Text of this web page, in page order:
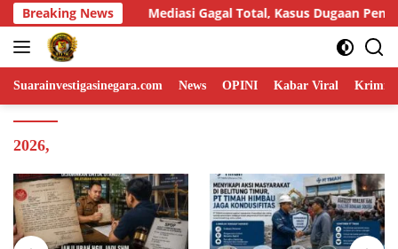
Skip
to
content
Breaking News
Kasus Dugaan Penggelapan Honda HR-V Rp130 Juta yang
Suarainvestigasinegara.com News OPINI Kabar Viral
2026,